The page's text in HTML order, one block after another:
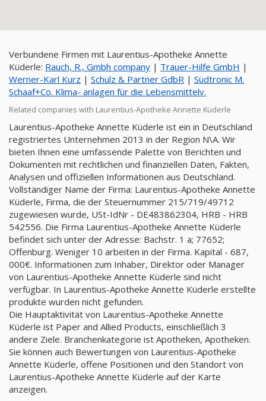
Verbundene Firmen mit Laurentius-Apotheke Annette
Küderle: Rauch, R., Gmbh company | Trauer-Hilfe GmbH |
Werner-Karl Kurz | Schulz & Partner GdbR | Südtronic M.
Schaaf+Co. Klima- anlagen für die Lebensmittelv.
Related companies with Laurentius-Apotheke Annette Küderle
Laurentius-Apotheke Annette Küderle ist ein in Deutschland
registriertes Unternehmen 2013 in der Region N\A. Wir
bieten Ihnen eine umfassende Palette von Berichten und
Dokumenten mit rechtlichen und finanziellen Daten, Fakten,
Analysen und offiziellen Informationen aus Deutschland.
Vollständiger Name der Firma: Laurentius-Apotheke Annette
Küderle, Firma, die der Steuernummer 215/719/49712
zugewiesen wurde, USt-IdNr - DE483862304, HRB - HRB
542556. Die Firma Laurentius-Apotheke Annette Küderle
befindet sich unter der Adresse: Bachstr. 1 a; 77652;
Offenburg. Weniger 10 arbeiten in der Firma. Kapital - 687,
000€. Informationen zum Inhaber, Direktor oder Manager
von Laurentius-Apotheke Annette Küderle sind nicht
verfügbar. In Laurentius-Apotheke Annette Küderle erstellte
produkte wurden nicht gefunden.
Die Hauptaktivität von Laurentius-Apotheke Annette
Küderle ist Paper and Allied Products, einschließlich 3
andere Ziele. Branchenkategorie ist Apotheken, Apotheken.
Sie können auch Bewertungen von Laurentius-Apotheke
Annette Küderle, offene Positionen und den Standort von
Laurentius-Apotheke Annette Küderle auf der Karte
anzeigen.